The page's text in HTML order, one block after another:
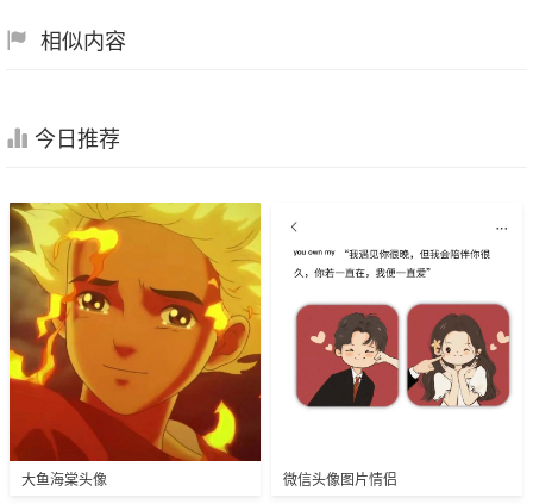
相似内容
今日推荐
大鱼海棠头像 微信头像图片情侣